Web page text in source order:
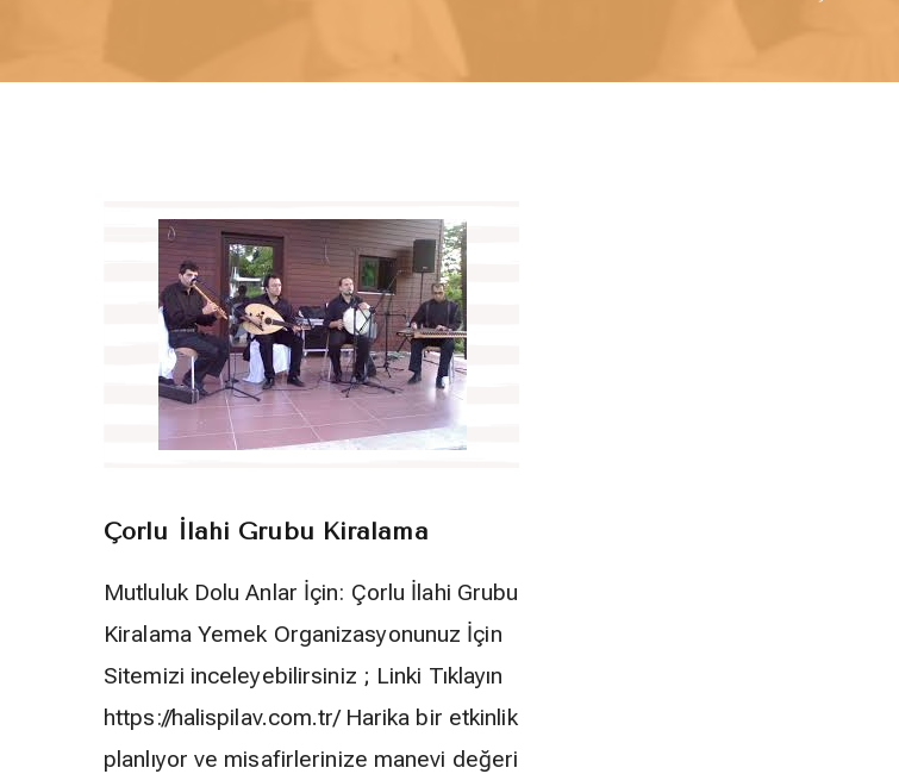
Çorlu İlahi Grubu Kiralama
Mutluluk Dolu Anlar İçin: Çorlu İlahi Grubu
Kiralama Yemek Organizasyonunuz İçin
Sitemizi inceleyebilirsiniz ; Linki Tıklayın
https://halispilav.com.tr/ Harika bir etkinlik
planlıyor ve misafirlerinize manevi değeri